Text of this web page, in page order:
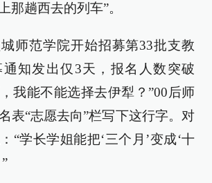
那趟西去的列车”。
师范学院开始招募第33批支教
通知发出仅3天，报名人数突破
我能不能选择去伊犁？”00后师
表“志愿去向”栏写下这行字。对
“学长学姐能把‘三个月’变成‘十